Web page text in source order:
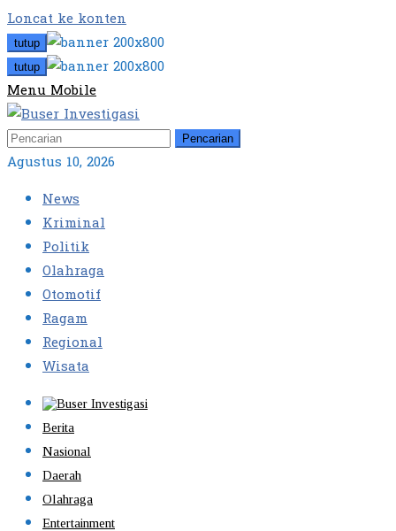
Loncat ke konten
tutup
tutup
Menu Mobile
Pencarian
Agustus 10, 2026
News
Kriminal
Politik
Olahraga
Otomotif
Ragam
Regional
Wisata
Berita
Nasional
Daerah
Olahraga
Entertainment